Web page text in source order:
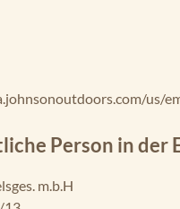
us/
Person in der
m.b.H